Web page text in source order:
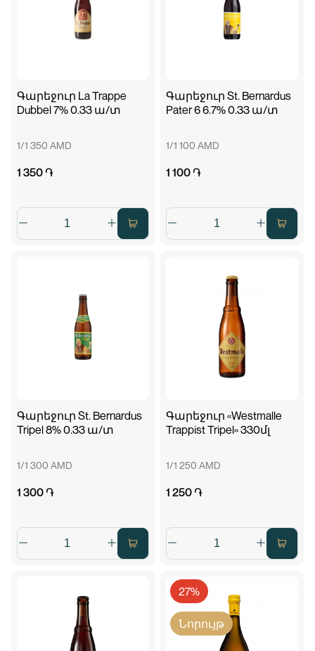
Գարեջուր La Trappe
Dubbel 7% 0.33 ա/տ
1/1 350 AMD
1 350 ֏
Գարեջուր St. Bernardus
Pater 6 6.7% 0.33 ա/տ
1/1 100 AMD
1 100 ֏
Գարեջուր St. Bernardus
Tripel 8% 0.33 ա/տ
1/1 300 AMD
1 300 ֏
Գարեջուր «Westmalle
Trappist Tripel» 330մլ
1/1 250 AMD
1 250 ֏
27%
Նորույթ